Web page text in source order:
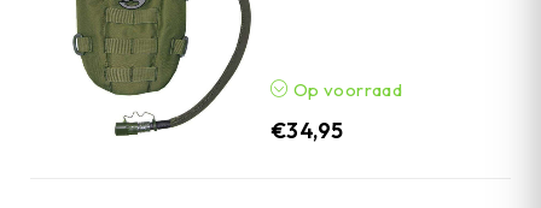
Op voorraad
€34,95